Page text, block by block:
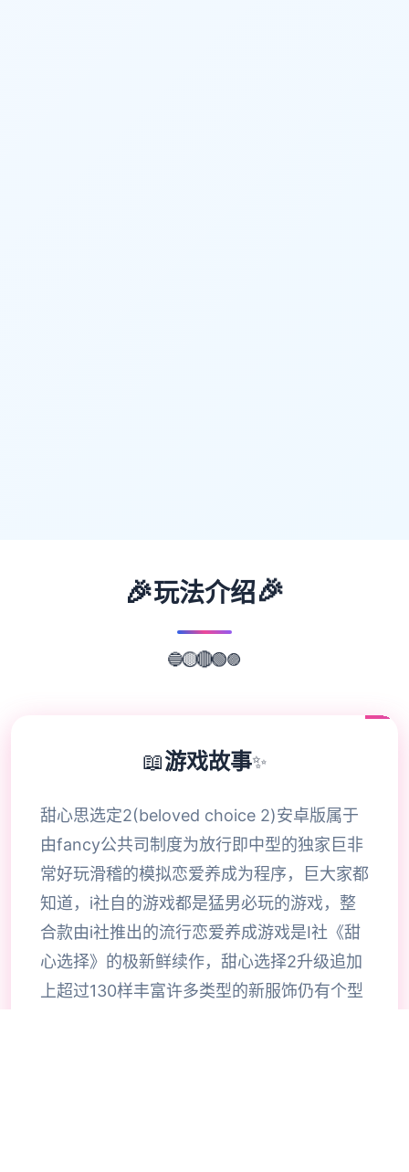
🎉玩法介绍🎉
🔵🟡🔴🟢🟣
📖游戏故事✨
甜心思选定2(beloved choice 2)安卓版属于
由fancy公共司制度为放行即中型的独家巨非
常好玩滑稽的模拟恋爱养成为程序，巨大家都
知道，i社自的游戏都是猛男必玩的游戏，整
合款由i社推出的流行恋爱养成游戏是I社《甜
心选择》的极新鲜续作，甜心选择2升级追加
上超过130样丰富许多类型的新服饰仍有个型